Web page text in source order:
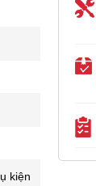
kiện